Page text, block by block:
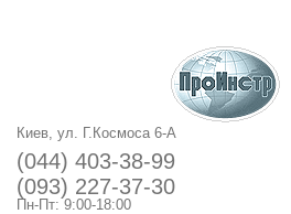
Киев, ул. Г.Космоса 6-А
(044) 403-38-99
(093) 227-37-30
Пн-Пт: 9:00-18:00